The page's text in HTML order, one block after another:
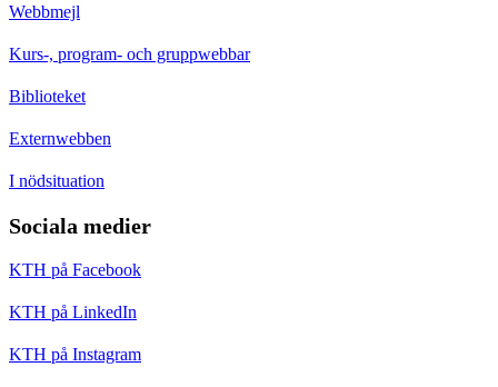
Webbmejl
Kurs-, program- och gruppwebbar
Biblioteket
Externwebben
I nödsituation
Sociala medier
KTH på Facebook
KTH på LinkedIn
KTH på Instagram